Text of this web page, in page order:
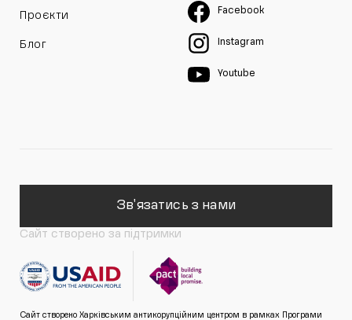
Проєкти
Блог
Facebook
Instagram
Youtube
Зв'язатись з нами
Сайт створено за підтримки
Сайт створено Харківським антикорупційним центром в рамках Програми